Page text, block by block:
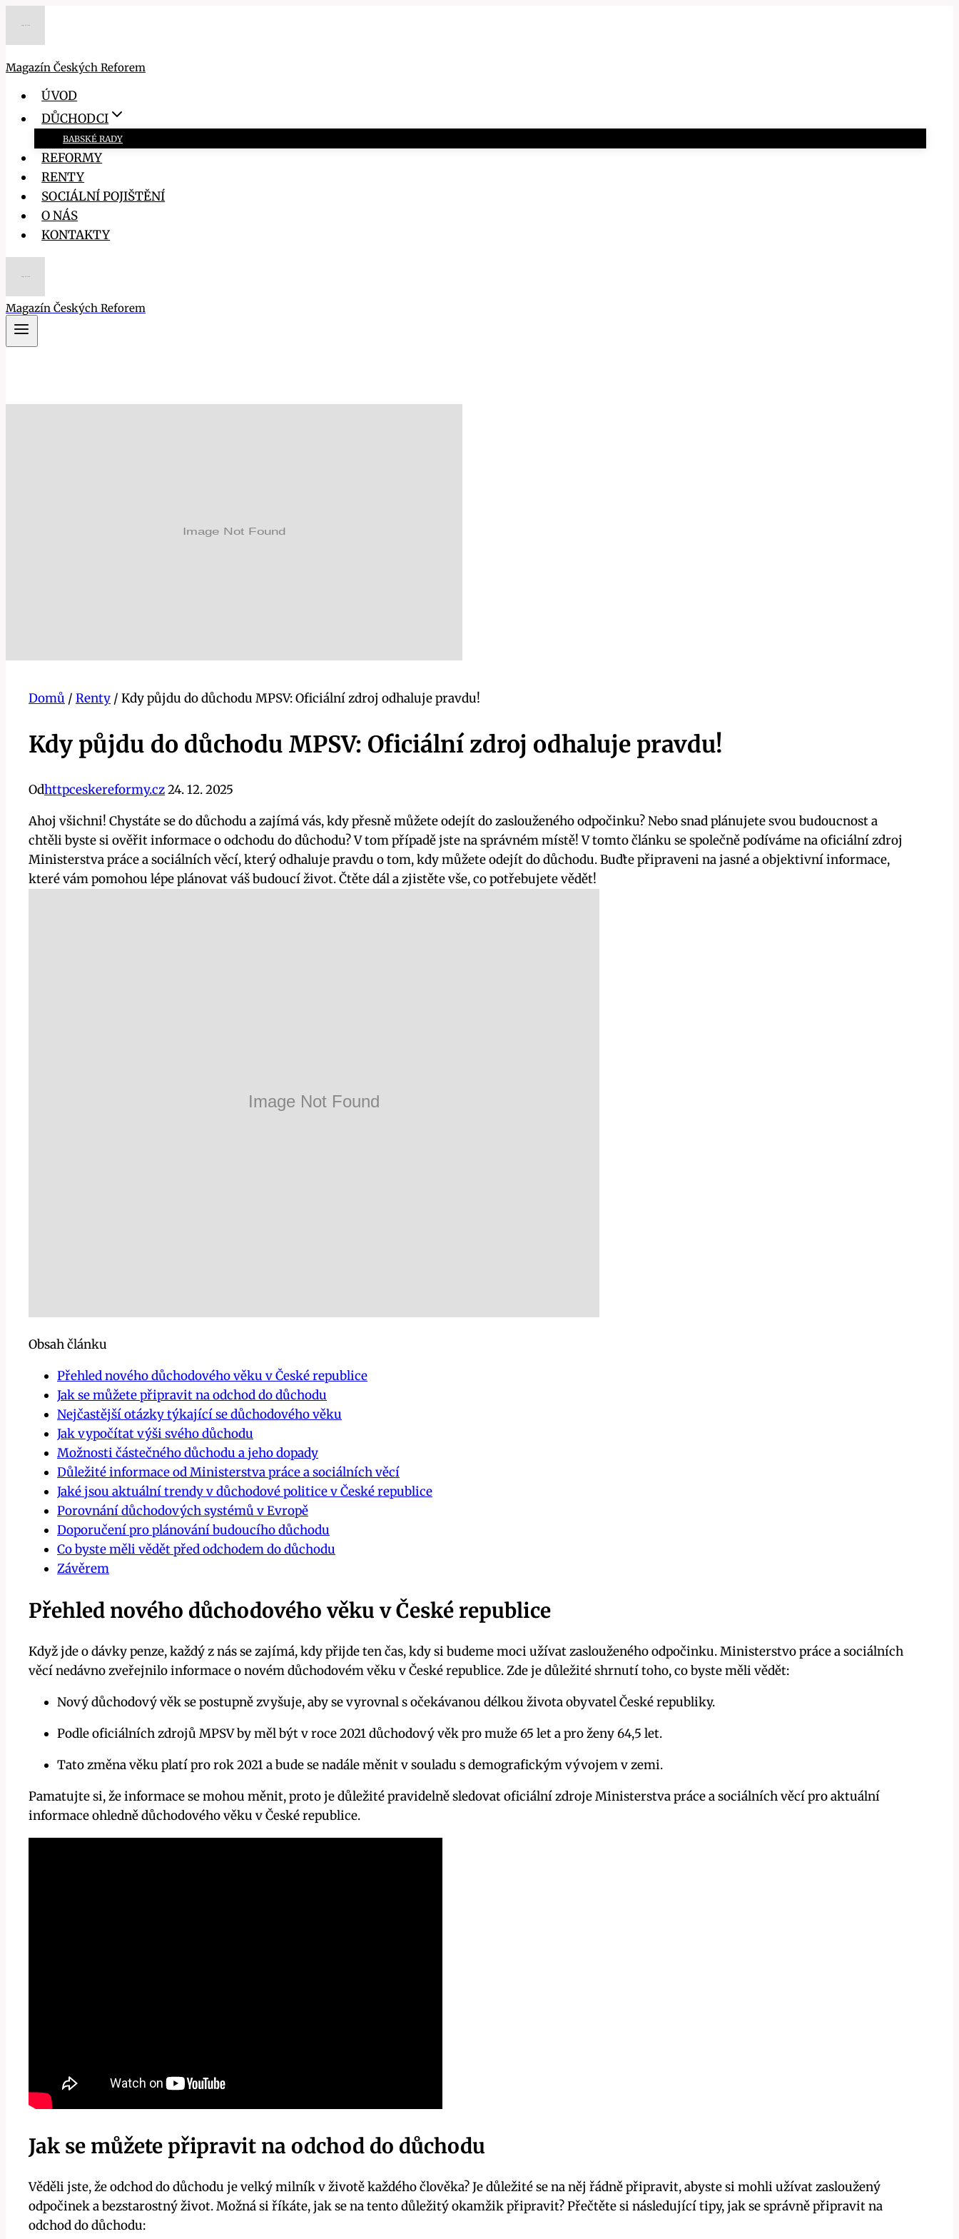
Magazín Českých Reforem
ÚVOD
DŮCHODCI
BABSKÉ RADY
REFORMY
RENTY
SOCIÁLNÍ POJIŠTĚNÍ
O NÁS
KONTAKTY
Magazín Českých Reforem
Domů / Renty / Kdy půjdu do důchodu MPSV: Oficiální zdroj odhaluje pravdu!
Kdy půjdu do důchodu MPSV: Oficiální zdroj odhaluje pravdu!
Odhttpceskereformy.cz24. 12. 2025
Ahoj všichni! Chystáte se do důchodu a zajímá vás, kdy přesně můžete odejít do zaslouženého odpočinku? Nebo snad plánujete svou budoucnost a
chtěli byste si ověřit informace o odchodu do důchodu? V tom případě jste na správném místě! V tomto článku se společně podíváme na oficiální zdroj
Ministerstva práce a sociálních věcí, který odhaluje pravdu o tom, kdy můžete odejít do důchodu. Buďte připraveni na jasné a objektivní informace,
které vám pomohou lépe plánovat váš budoucí život. Čtěte dál a zjistěte vše, co potřebujete vědět!
Obsah článku
Přehled nového důchodového věku v České republice
Jak se můžete připravit na odchod do důchodu
Nejčastější otázky týkající se důchodového věku
Jak vypočítat výši svého důchodu
Možnosti částečného důchodu a jeho dopady
Důležité informace od Ministerstva práce a sociálních věcí
Jaké jsou aktuální trendy v důchodové politice v České republice
Porovnání důchodových systémů v Evropě
Doporučení pro plánování budoucího důchodu
Co byste měli vědět před odchodem do důchodu
Závěrem
Přehled nového důchodového věku v České republice
Když jde o dávky penze, každý z nás se zajímá, kdy přijde ten čas, kdy si budeme moci užívat zaslouženého odpočinku. Ministerstvo práce a sociálních
věcí nedávno zveřejnilo informace o novém důchodovém věku v České republice. Zde je důležité shrnutí toho, co byste měli vědět:
Nový důchodový věk se postupně zvyšuje, aby se vyrovnal s očekávanou délkou života obyvatel České republiky.
Podle oficiálních zdrojů MPSV by měl být v roce 2021 důchodový věk pro muže 65 let a pro ženy 64,5 let.
Tato změna věku platí pro rok 2021 a bude se nadále měnit v souladu s demografickým vývojem v zemi.
Pamatujte si, že informace se mohou měnit, proto je důležité pravidelně sledovat oficiální zdroje Ministerstva práce a sociálních věcí pro aktuální
informace ohledně důchodového věku v České republice.
Jak se můžete připravit na odchod do důchodu
Věděli jste, že odchod do důchodu je velký milník v životě každého člověka? Je důležité se na něj řádně připravit, abyste si mohli užívat zasloužený
odpočinek a bezstarostný život. Možná si říkáte, jak se na tento důležitý okamžik připravit? Přečtěte si následující tipy, jak se správně připravit na
odchod do důchodu: